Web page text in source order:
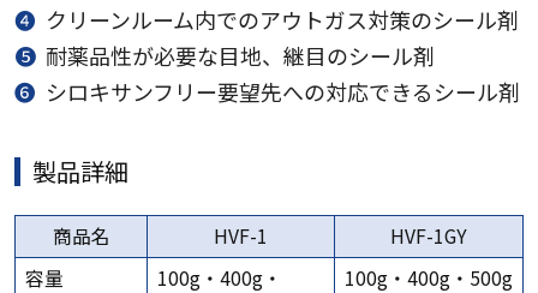
❹ クリーンルーム内でのアウトガス対策のシール剤
➎ 耐薬品性が必要な目地、継目のシール剤
❻ シロキサンフリー要望先への対応できるシール剤
製品詳細
商品名 HVF-1
HVF-1GY
容量
100g・400g・
100g・400g・500g